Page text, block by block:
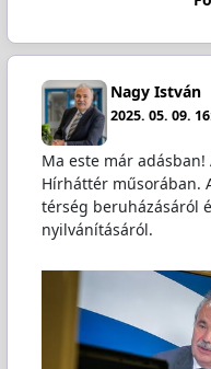
Nagy István
2025. 05. 09.
Ma este már
Hírháttér műsorában.
térség beruházásáról
nyilvánításáról.